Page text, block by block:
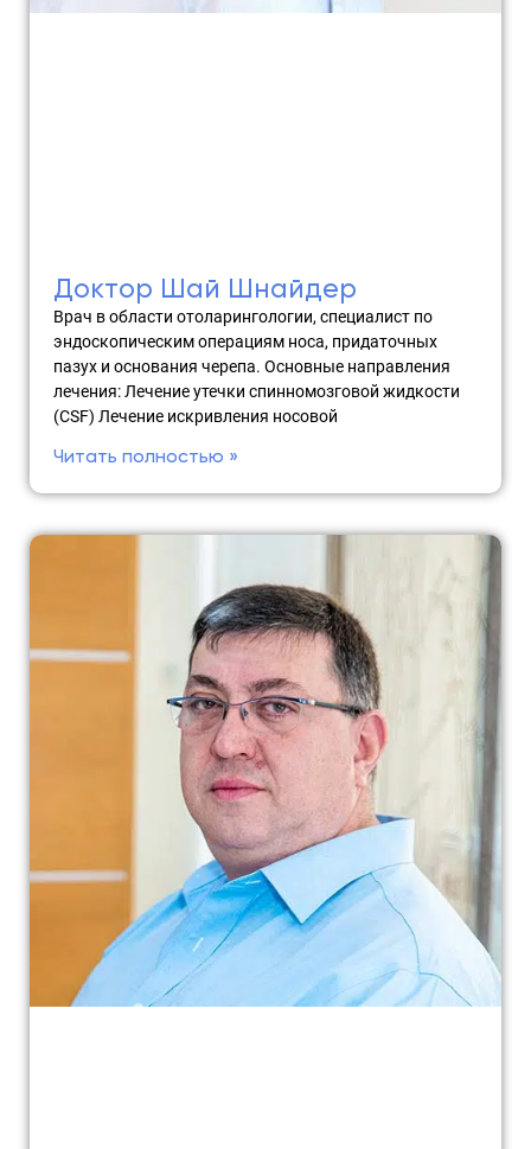
Доктор Шай Шнайдер
Врач в области отоларингологии, специалист по
эндоскопическим операциям носа, придаточных
пазух и основания черепа. Основные направления
лечения: Лечение утечки спинномозговой жидкости
(CSF) Лечение искривления носовой
Читать полностью »